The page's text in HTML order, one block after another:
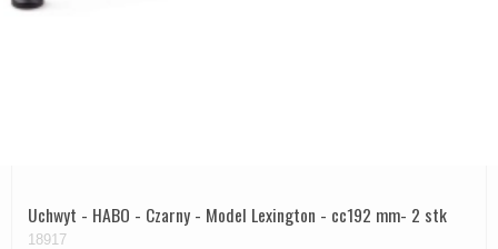
Uchwyt - HABO - Czarny - Model Lexington - cc192 mm- 2 stk
18917